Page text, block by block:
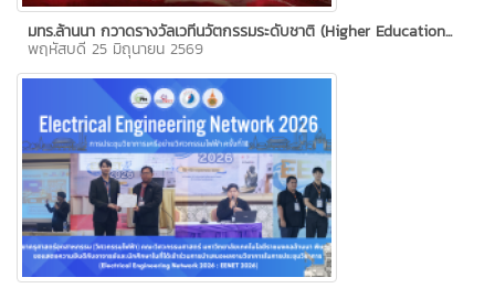
มทร.ล้านนา กวาดรางวัลเวทีนวัตกรรมระดับชาติ (Higher Education...
พฤหัสบดี 25 มิถุนายน 2569